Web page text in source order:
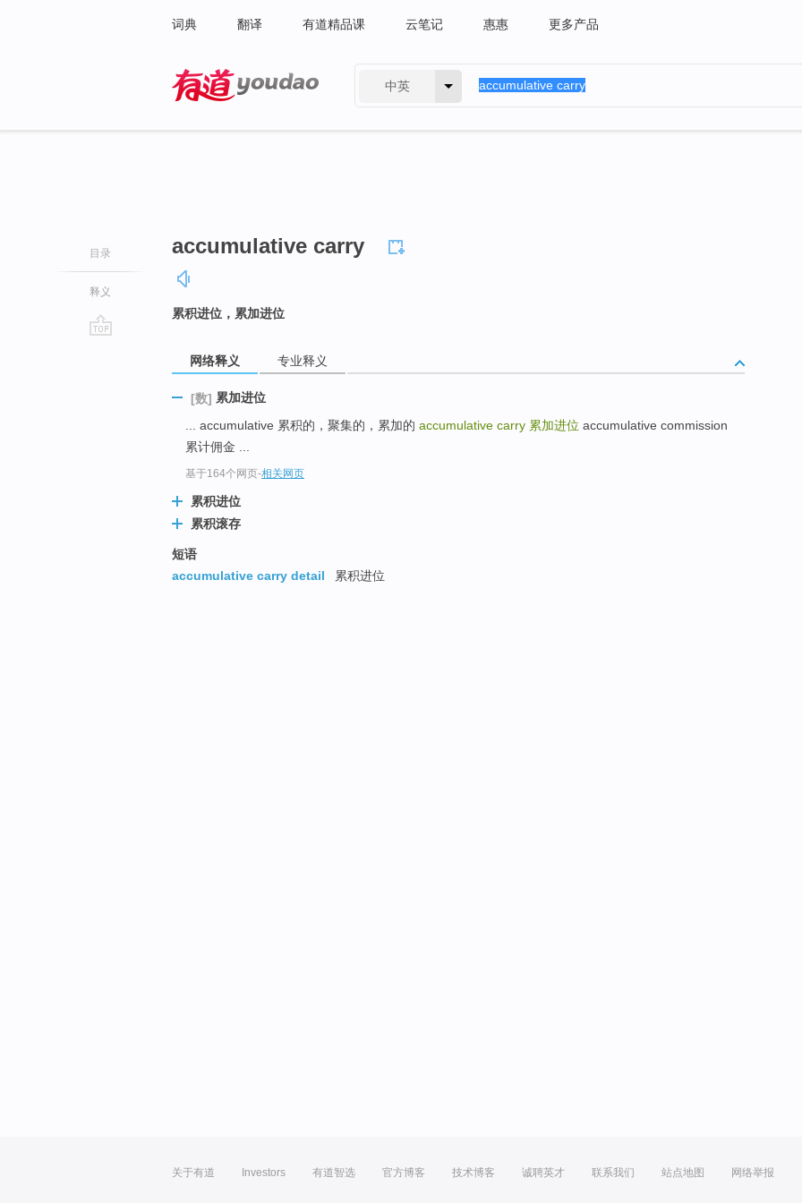
词典 翻译 有道精品课 云笔记 惠惠 更多产品
中英
目录
释义
accumulative carry
累积进位，累加进位
网络释义 专业释义
[数] 累加进位
... accumulative 累积的，聚集的，累加的 accumulative carry 累加进位 accumulative commission
累计佣金 ...
基于164个网页-相关网页
累积进位
累积滚存
短语
accumulative carry detail
累积进位
关于有道 Investors 有道智选 官方博客 技术博客 诚聘英才 联系我们 站点地图 网络举报